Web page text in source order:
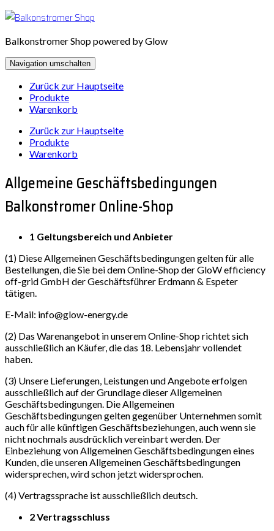
Zum
springen
Balkonstromer Shop powered by Glow
Navigation umschalten
Zurück zur Hauptseite
Produkte
Warenkorb
Zurück zur Hauptseite
Produkte
Warenkorb
Allgemeine Geschäftsbedingungen
Balkonstromer Online-Shop
1 Geltungsbereich und Anbieter
(1) Diese Allgemeinen Geschäftsbedingungen gelten für alle
Bestellungen, die Sie bei dem Online-Shop der GloW efficiency
off-grid GmbH der Geschäftsführer Erdmann & Espeter
tätigen.
E-Mail: info@glow-energy.de
(2) Das Warenangebot in unserem Online-Shop richtet sich
ausschließlich an Käufer, die das 18. Lebensjahr vollendet
haben.
(3) Unsere Lieferungen, Leistungen und Angebote erfolgen
ausschließlich auf der Grundlage dieser Allgemeinen
Geschäftsbedingungen. Die Allgemeinen
Geschäftsbedingungen gelten gegenüber Unternehmen somit
auch für alle künftigen Geschäftsbeziehungen, auch wenn sie
nicht nochmals ausdrücklich vereinbart werden. Der
Einbeziehung von Allgemeinen Geschäftsbedingungen eines
Kunden, die unseren Allgemeinen Geschäftsbedingungen
widersprechen, wird schon jetzt widersprochen.
(4) Vertragssprache ist ausschließlich deutsch.
2 Vertragsschluss